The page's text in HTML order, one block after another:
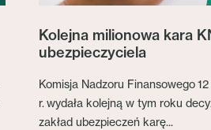
Kolejna milionowa kara
ubezpieczyciela
Komisja Nadzoru Finansowego
r. wydała kolejną w tym roku
zakład ubezpieczeń karę...